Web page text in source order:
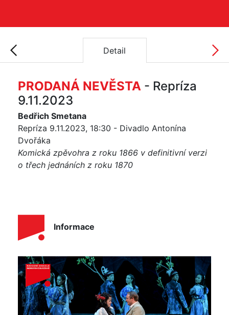
Detail
PRODANÁ NEVĚSTA - Repríza
9.11.2023
Bedřich Smetana
Repríza 9.11.2023, 18:30 - Divadlo Antonína
Dvořáka
Komická zpěvohra z roku 1866 v definitivní verzi
o třech jednáních z roku 1870
Informace